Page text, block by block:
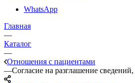
WhatsApp
Главная
—
Каталог
—
Отношения с пациентами
—Согласие на разглашение